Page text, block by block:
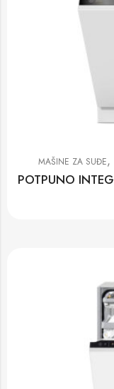
MAŠINE ZA SUĐE,